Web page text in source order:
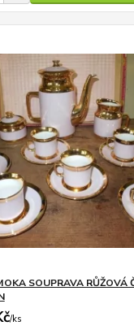
SOUPRAVA RŮŽOVÁ
/ks